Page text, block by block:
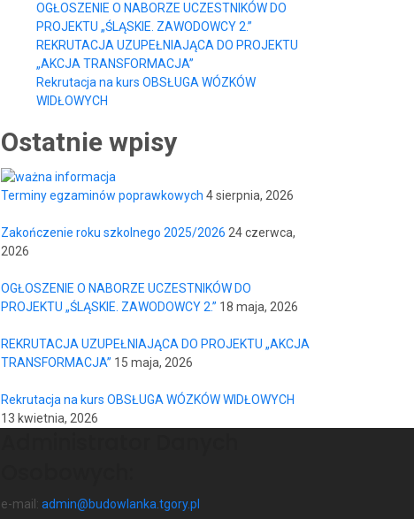
OGŁOSZENIE O NABORZE UCZESTNIKÓW DO
PROJEKTU „ŚLĄSKIE. ZAWODOWCY 2.”
REKRUTACJA UZUPEŁNIAJĄCA DO PROJEKTU
„AKCJA TRANSFORMACJA”
Rekrutacja na kurs OBSŁUGA WÓZKÓW
WIDŁOWYCH
Ostatnie wpisy
Terminy egzaminów poprawkowych 4 sierpnia, 2026
Zakończenie roku szkolnego 2025/2026 24 czerwca,
2026
OGŁOSZENIE O NABORZE UCZESTNIKÓW DO
PROJEKTU „ŚLĄSKIE. ZAWODOWCY 2.” 18 maja, 2026
REKRUTACJA UZUPEŁNIAJĄCA DO PROJEKTU „AKCJA
TRANSFORMACJA” 15 maja, 2026
Rekrutacja na kurs OBSŁUGA WÓZKÓW WIDŁOWYCH
13 kwietnia, 2026
e-mail: admin@budowlanka.tgory.pl